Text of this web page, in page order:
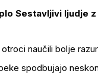
Sestavljivi ljudje
naučili bolje
spodbujajo